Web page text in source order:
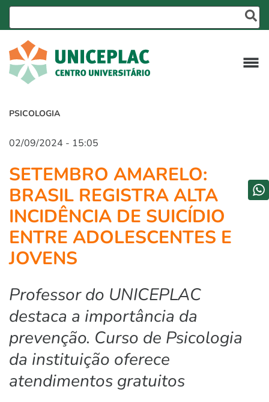
PSICOLOGIA
02/09/2024 - 15:05
SETEMBRO AMARELO:
BRASIL REGISTRA ALTA
INCIDÊNCIA DE SUICÍDIO
ENTRE ADOLESCENTES E
JOVENS
Professor do UNICEPLAC
destaca a importância da
prevenção. Curso de Psicologia
da instituição oferece
atendimentos gratuitos